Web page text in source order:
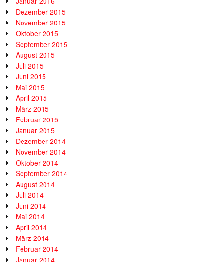
Dezember 2015
November 2015
Oktober 2015
September 2015
August 2015
Juli 2015
Juni 2015
Mai 2015
April 2015
März 2015
Februar 2015
Januar 2015
Dezember 2014
November 2014
Oktober 2014
September 2014
August 2014
Juli 2014
Juni 2014
Mai 2014
April 2014
März 2014
Februar 2014
Januar 2014